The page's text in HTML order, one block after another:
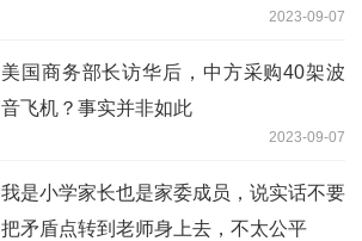
2023-09-07
美国商务部长访华后，中方采购40架波
音飞机？事实并非如此
2023-09-07
我是小学家长也是家委成员，说实话不要
把矛盾点转到老师身上去，不太公平